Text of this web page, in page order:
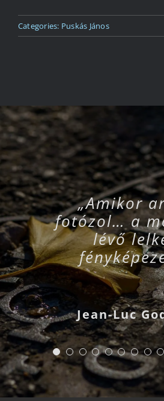
Categories: Puskás János
„Amikor
fotózol… a
lévő
Jean-Luc